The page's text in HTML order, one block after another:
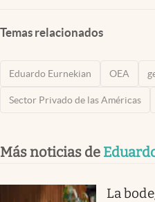
Temas relacionados
Eduardo Eurnekian OEA
Sector Privado de las Américas
Más noticias de
La